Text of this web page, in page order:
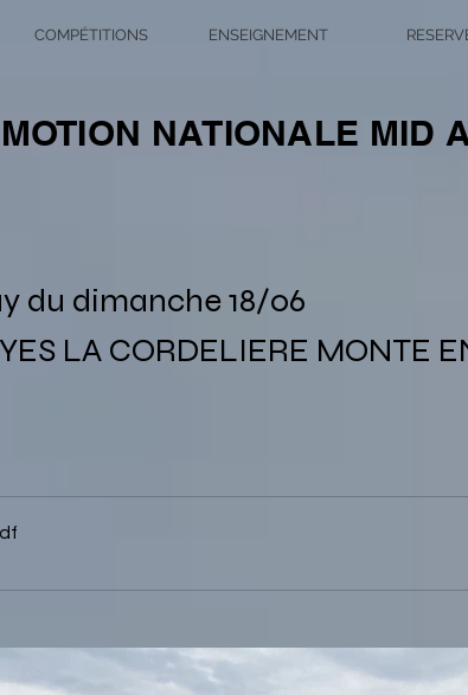
COMPÉTITIONS ENSEIGNEMENT
du dimanche 18/06
LA CORDELIERE MONTE
NATIONALE MID